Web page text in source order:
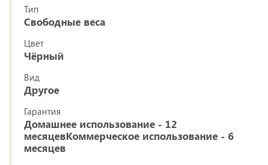
Тип
Свободные веса
Цвет
Чёрный
Вид
Другое
Гарантия
Домашнее использование - 12
месяцевКоммерческое использование - 6
месяцев